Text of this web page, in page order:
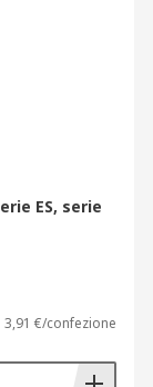
ES, serie
3,91 €/confezione